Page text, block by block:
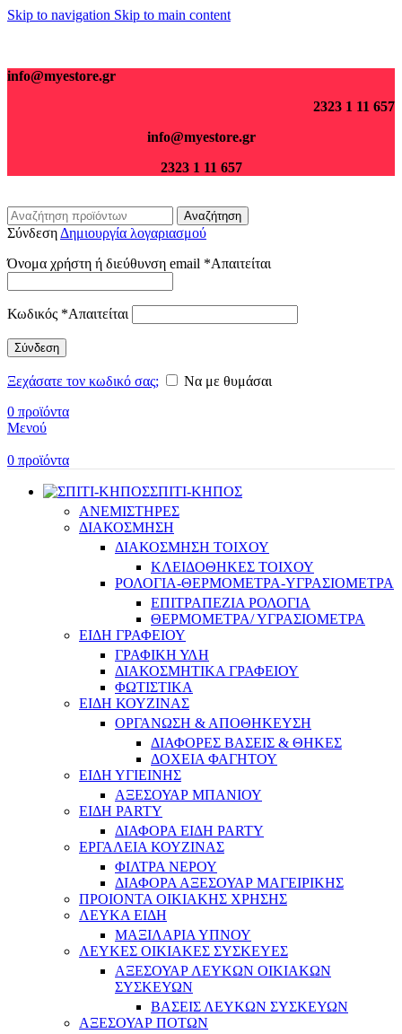
Skip to navigation Skip to main content
info@myestore.gr
2323 1 11 657
info@myestore.gr
2323 1 11 657
Αναζήτηση
Σύνδεση Δημιουργία λογαριασμού
Όνομα χρήστη ή διεύθυνση email *Απαιτείται
Κωδικός *Απαιτείται
Σύνδεση
Ξεχάσατε τον κωδικό σας;
Να με θυμάσαι
0 προϊόντα
Μενού
0 προϊόντα
ΣΠΙΤΙ-ΚΗΠΟΣ
ΑΝΕΜΙΣΤΗΡΕΣ
ΔΙΑΚΟΣΜΗΣΗ
ΔΙΑΚΟΣΜΗΣΗ ΤΟΙΧΟΥ
ΚΛΕΙΔΟΘΗΚΕΣ ΤΟΙΧΟΥ
ΡΟΛΟΓΙΑ-ΘΕΡΜΟΜΕΤΡΑ-ΥΓΡΑΣΙΟΜΕΤΡΑ
ΕΠΙΤΡΑΠΕΖΙΑ ΡΟΛΟΓΙΑ
ΘΕΡΜΟΜΕΤΡΑ/ ΥΓΡΑΣΙΟΜΕΤΡΑ
ΕΙΔΗ ΓΡΑΦΕΙΟΥ
ΓΡΑΦΙΚΗ ΥΛΗ
ΔΙΑΚΟΣΜΗΤΙΚΑ ΓΡΑΦΕΙΟΥ
ΦΩΤΙΣΤΙΚΑ
ΕΙΔΗ ΚΟΥΖΙΝΑΣ
ΟΡΓΑΝΩΣΗ & ΑΠΟΘΗΚΕΥΣΗ
ΔΙΑΦΟΡΕΣ ΒΑΣΕΙΣ & ΘΗΚΕΣ
ΔΟΧΕΙΑ ΦΑΓΗΤΟΥ
ΕΙΔΗ ΥΓΙΕΙΝΗΣ
ΑΞΕΣΟΥΑΡ ΜΠΑΝΙΟΥ
ΕΙΔΗ PARTY
ΔΙΑΦΟΡΑ ΕΙΔΗ PARTY
ΕΡΓΑΛΕΙΑ ΚΟΥΖΙΝΑΣ
ΦΙΛΤΡΑ ΝΕΡΟΥ
ΔΙΑΦΟΡΑ ΑΞΕΣΟΥΑΡ ΜΑΓΕΙΡΙΚΗΣ
ΠΡΟΙΟΝΤΑ ΟΙΚΙΑΚΗΣ ΧΡΗΣΗΣ
ΛΕΥΚΑ ΕΙΔΗ
ΜΑΞΙΛΑΡΙΑ ΥΠΝΟΥ
ΛΕΥΚΕΣ ΟΙΚΙΑΚΕΣ ΣΥΣΚΕΥΕΣ
ΑΞΕΣΟΥΑΡ ΛΕΥΚΩΝ ΟΙΚΙΑΚΩΝ
ΣΥΣΚΕΥΩΝ
ΒΑΣΕΙΣ ΛΕΥΚΩΝ ΣΥΣΚΕΥΩΝ
ΑΞΕΣΟΥΑΡ ΠΟΤΩΝ